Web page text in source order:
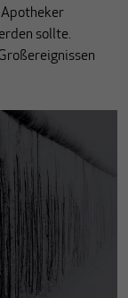
sollte.